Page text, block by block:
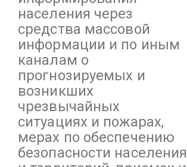
населения через
средства массовой
информации и по иным
каналам о
прогнозируемых и
возникших
чрезвычайных
ситуациях и пожарах,
мерах по обеспечению
безопасности населения